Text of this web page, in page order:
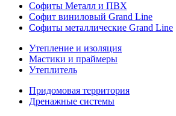
Софиты Металл и ПВХ
Софит виниловый Grand Line
Софиты металлические Grand Line
Утепление и изоляция
Мастики и праймеры
Утеплитель
Придомовая территория
Дренажные системы